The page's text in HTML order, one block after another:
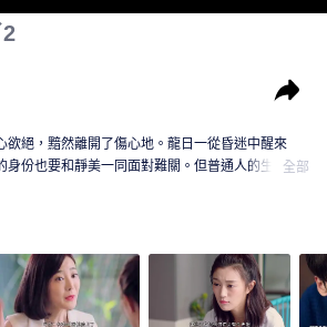
欲絕，黯然離開了傷心地。龍日一從昏迷中醒來
身份也要和靜美一同面對難關。但普通人的生活並
全部